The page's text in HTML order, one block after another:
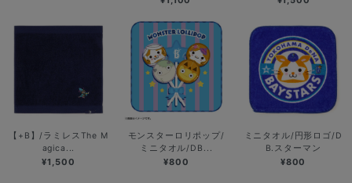
【+B】/ラミレスThe M
agica...
¥1,500
モンスターロリポップ/
ミニタオル/DB...
¥800
ミニタオル/円形ロゴ/D
B.スターマン
¥800